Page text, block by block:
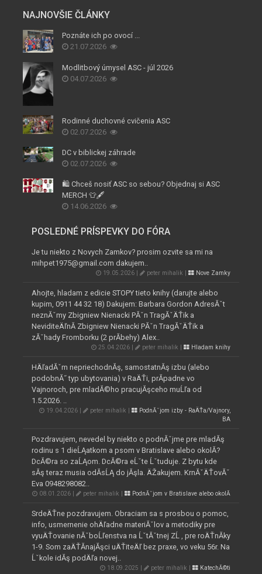
NAJNOVŠIE ČLÁNKY
Poznáte ich po ovocí ...
21.07.2026
Modlitbový úmysel ASC - júl 2026
04.07.2026
Rodinné duchovné cvičenia ASC
02.07.2026
DC v biblickej záhrade
02.07.2026
🛍️ Chceš nosiť ASC so sebou? Objednaj si ASC
MERCH 👕🖋️
14.06.2026
POSLEDNÉ PRÍSPEVKY DO FÓRA
Je tu niekto z Novych Zamkov? prosim ozvite sa mi na
mihpet1975@gmail.com dakujem..
19.05.2026 | peter mihalik | Nove Zamky
Ahojte, hladam z edicie STOPY tieto knihy (darujte alebo
kupim, 0911 44 32 18) Dakujem: Barbara Gordon AdresĂˇt
neznĂˇmy Zbigniew Nienacki PĂˇn TragĂˇÄŤik a
NeviditeÄľnĂ­ Zbigniew Nienacki PĂˇn TragĂˇÄŤik a
zĂˇhady Fromborku (2 prĂ­behy) Alex..
25.04.2026 | peter mihalik | Hladam knihy
HÄľadĂˇm nepriechodnĂş, samostatnĂş izbu (alebo
podobnĂ˝ typ ubytovania) v RaÄŤi, prĂ­padne vo
Vajnoroch, pre mladĂ©ho pracujĂşceho muĹľa od
1.5.2026. ..
19.04.2026 | peter mihalik |
PodnĂˇjom izby - RaÄŤa/Vajnory,
BA
Pozdravujem, nevedel by niekto o podnĂˇjme pre mladĂş
rodinu s 1 dieĹĄatkom a psom v Bratislave alebo okolĂ­?
DcĂ©ra so zaĹĄom. DcĂ©ra eĹˇte Ĺˇtuduje. Z bytu kde
sĂş teraz musia odĂ­sĹĄ do jĂşla. ÄŽakujem. KrnĂˇÄŤovĂˇ
Eva 0948298082..
08.01.2026 | peter mihalik | PodnĂˇjom v Bratislave alebo okolĂ­
SrdeÄŤne pozdravujem. Obraciam sa s prosbou o pomoc,
info, usmernenie ohÄľadne materiĂˇlov a metodiky pre
vyuÄŤovanie nĂˇboĹľenstva na ĹˇtĂˇtnej ZĹ , pre roÄŤnĂ­ky
1-9. Som zaÄŤĂ­najĂşci uÄŤiteÄľ bez praxe, vo veku 56r. Na
Ĺˇkole idĂş podÄľa novej..
18.09.2025 | peter mihalik | KatechĂ©ti